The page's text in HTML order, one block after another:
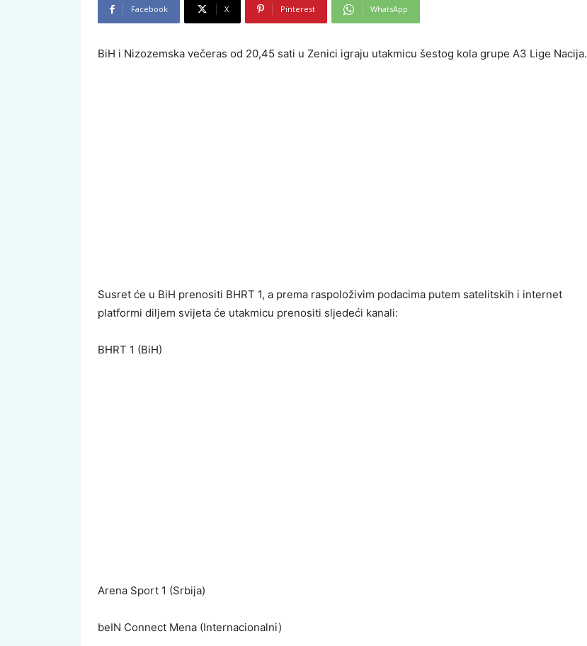
Facebook X Pinterest WhatsApp
BiH i Nizozemska večeras od 20,45 sati u Zenici igraju utakmicu šestog kola grupe A3 Lige Nacija.
Susret će u BiH prenositi BHRT 1, a prema raspoloživim podacima putem satelitskih i internet
platformi diljem svijeta će utakmicu prenositi sljedeći kanali:
BHRT 1 (BiH)
Arena Sport 1 (Srbija)
beIN Connect Mena (Internacionalni)